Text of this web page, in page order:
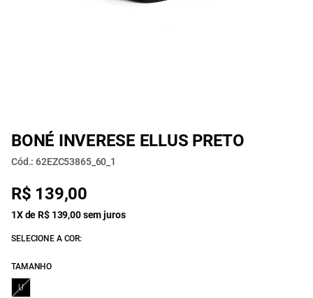
BONÉ INVERESE ELLUS PRETO
Cód.: 62EZC53865_60_1
R$ 139,00
1X de R$ 139,00 sem juros
SELECIONE A COR:
TAMANHO
U